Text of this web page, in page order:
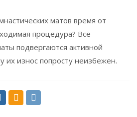
матов время от
процедура? Всё
подвергаются активной
их износ попросту неизбежен.